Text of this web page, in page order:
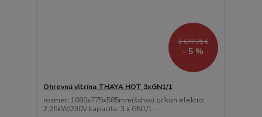
2 677,71 €
- 5 %
Ohrevná vitrína THAYA HOT 3xGN1/1
rozmer: 1080x775x585mm(šxhxv) príkon elektro:
2,26kW/230V kapacita: 3 x GN1/1 - ...